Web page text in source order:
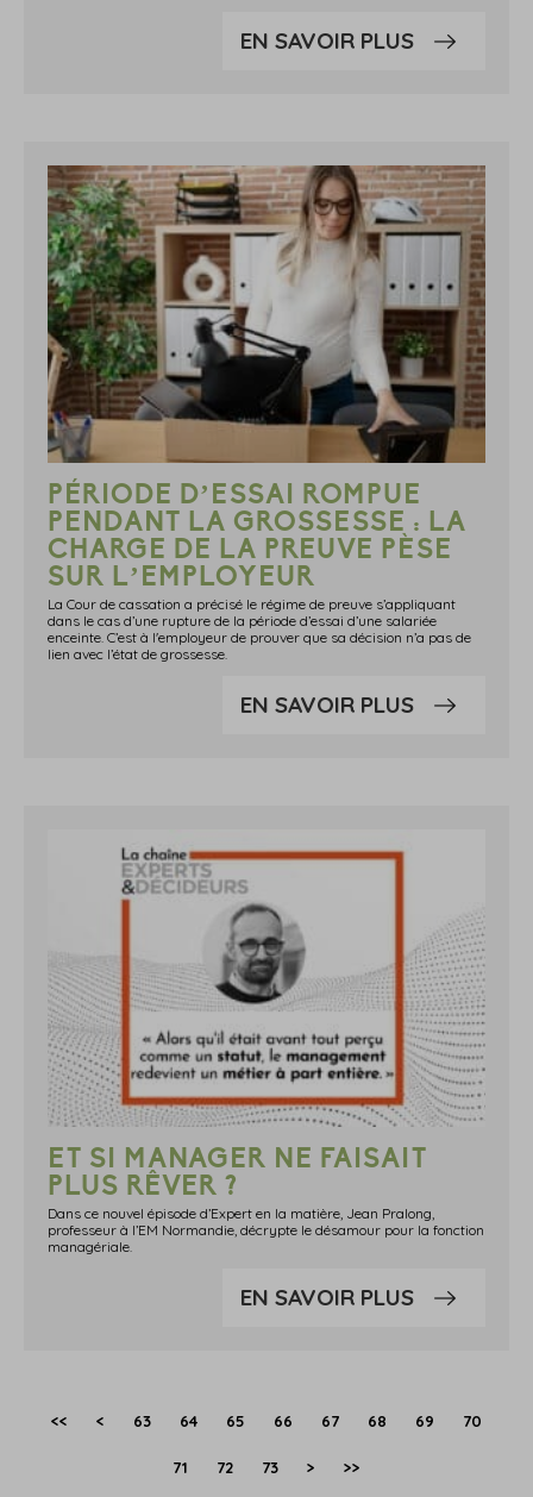
EN SAVOIR PLUS
PÉRIODE D’ESSAI ROMPUE
PENDANT LA GROSSESSE : LA
CHARGE DE LA PREUVE PÈSE
SUR L’EMPLOYEUR
La Cour de cassation a précisé le régime de preuve s’appliquant
dans le cas d’une rupture de la période d’essai d’une salariée
enceinte. C’est à l'employeur de prouver que sa décision n’a pas de
lien avec l’état de grossesse.
EN SAVOIR PLUS
ET SI MANAGER NE FAISAIT
PLUS RÊVER ?
Dans ce nouvel épisode d’Expert en la matière, Jean Pralong,
professeur à l’EM Normandie, décrypte le désamour pour la fonction
managériale.
EN SAVOIR PLUS
<< < 63 64 65 66 67 68 69 70
71 72 73 > >>